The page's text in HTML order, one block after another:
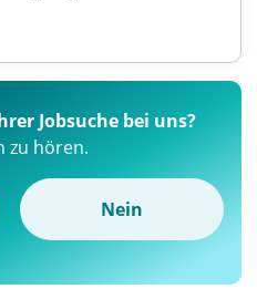
Jobsuche bei uns?
zu hören.
Nein